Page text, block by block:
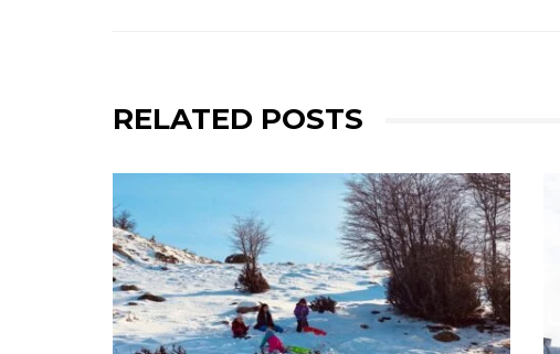
RELATED POSTS